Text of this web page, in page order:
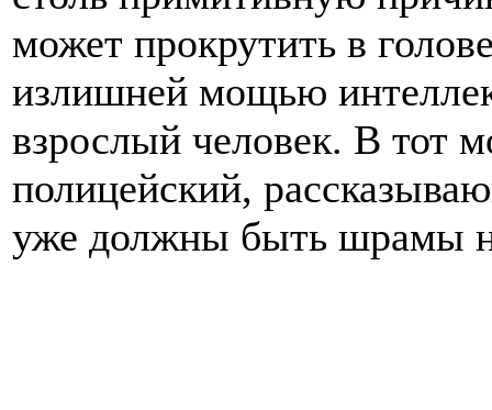
может прокрутить в
излишней мощью
взрослый человек. В тот
полицейский,
уже должны быть шрамы